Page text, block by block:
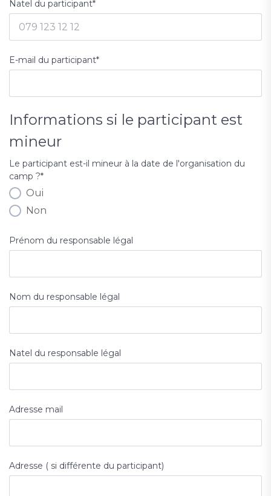
Natel du participant*
E-mail du participant*
Informations si le participant est
mineur
Le participant est-il mineur à la date de l'organisation du
camp ?*
Oui
Non
Prénom du responsable légal
Nom du responsable légal
Natel du responsable légal
Adresse mail
Adresse ( si différente du participant)